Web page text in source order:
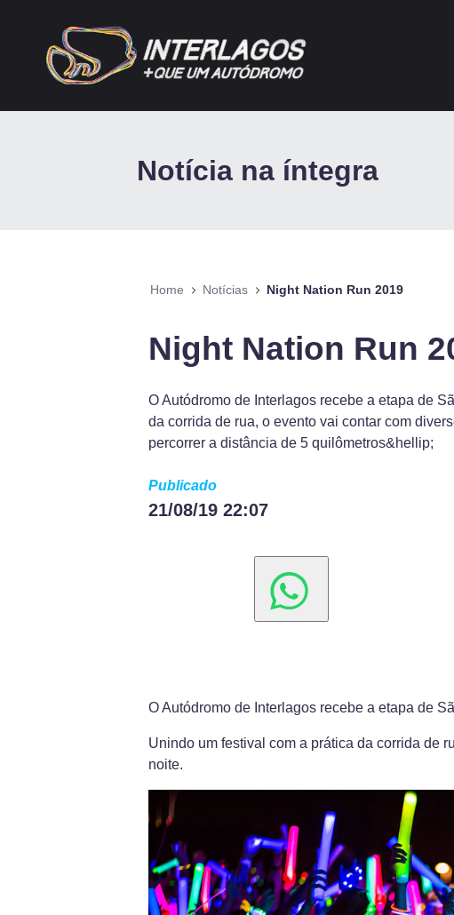
Notícia na íntegra
Home Notícias Night Nation Run 2019
Night Nation Run
O Autódromo de Interlagos recebe a etapa de
da corrida de rua, o evento vai contar com
percorrer a distância de 5 quilômetros&hellip;
Publicado
21/08/19 22:07
O Autódromo de Interlagos recebe a etapa de
Unindo um festival com a prática da corrida de
noite.